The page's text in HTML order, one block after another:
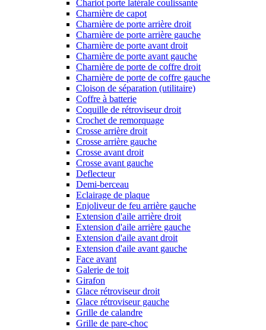
Chariot porte latérale coulissante
Charnière de capot
Charnière de porte arrière droit
Charnière de porte arrière gauche
Charnière de porte avant droit
Charnière de porte avant gauche
Charnière de porte de coffre droit
Charnière de porte de coffre gauche
Cloison de séparation (utilitaire)
Coffre à batterie
Coquille de rétroviseur droit
Crochet de remorquage
Crosse arrière droit
Crosse arrière gauche
Crosse avant droit
Crosse avant gauche
Deflecteur
Demi-berceau
Eclairage de plaque
Enjoliveur de feu arrière gauche
Extension d'aile arrière droit
Extension d'aile arrière gauche
Extension d'aile avant droit
Extension d'aile avant gauche
Face avant
Galerie de toit
Girafon
Glace rétroviseur droit
Glace rétroviseur gauche
Grille de calandre
Grille de pare-choc